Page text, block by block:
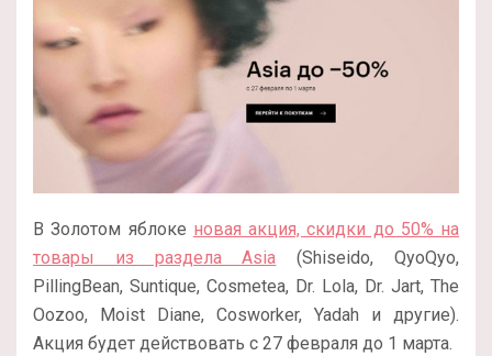
В Золотом яблоке новая акция, скидки до 50% на
товары из раздела Asia (Shiseido, QyoQyo,
PillingBean, Suntique, Cosmetea, Dr. Lola, Dr. Jart, The
Oozoo, Moist Diane, Cosworker, Yadah и другие).
Акция будет действовать с 27 февраля до 1 марта.